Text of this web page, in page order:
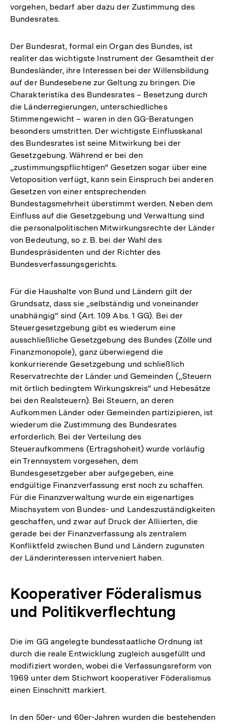
vorgehen, bedarf aber dazu der Zustimmung des
Bundesrates.
Der Bundesrat, formal ein Organ des Bundes, ist
realiter das wichtigste Instrument der Gesamtheit der
Bundesländer, ihre Interessen bei der Willensbildung
auf der Bundesebene zur Geltung zu bringen. Die
Charakteristika des Bundesrates – Besetzung durch
die Länderregierungen, unterschiedliches
Stimmengewicht – waren in den GG-Beratungen
besonders umstritten. Der wichtigste Einflusskanal
des Bundesrates ist seine Mitwirkung bei der
Gesetzgebung. Während er bei den
„zustimmungspflichtigen“ Gesetzen sogar über eine
Vetoposition verfügt, kann sein Einspruch bei anderen
Gesetzen von einer entsprechenden
Bundestagsmehrheit überstimmt werden. Neben dem
Einfluss auf die Gesetzgebung und Verwaltung sind
die personalpolitischen Mitwirkungsrechte der Länder
von Bedeutung, so z. B. bei der Wahl des
Bundespräsidenten und der Richter des
Bundesverfassungsgerichts.
Für die Haushalte von Bund und Ländern gilt der
Grundsatz, dass sie „selbständig und voneinander
unabhängig“ sind (Art. 109 Abs. 1 GG). Bei der
Steuergesetzgebung gibt es wiederum eine
ausschließliche Gesetzgebung des Bundes (Zölle und
Finanzmonopole), ganz überwiegend die
konkurrierende Gesetzgebung und schließlich
Reservatrechte der Länder und Gemeinden („Steuern
mit örtlich bedingtem Wirkungskreis“ und Hebesätze
bei den Realsteuern). Bei Steuern, an deren
Aufkommen Länder oder Gemeinden partizipieren, ist
wiederum die Zustimmung des Bundesrates
erforderlich. Bei der Verteilung des
Steueraufkommens (Ertragshoheit) wurde vorläufig
ein Trennsystem vorgesehen, dem
Bundesgesetzgeber aber aufgegeben, eine
endgültige Finanzverfassung erst noch zu schaffen.
Für die Finanzverwaltung wurde ein eigenartiges
Mischsystem von Bundes- und Landeszuständigkeiten
geschaffen, und zwar auf Druck der Alliierten, die
gerade bei der Finanzverfassung als zentralem
Konfliktfeld zwischen Bund und Ländern zugunsten
der Länderinteressen interveniert haben.
Kooperativer Föderalismus
und Politikverflechtung
Die im GG angelegte bundesstaatliche Ordnung ist
durch die reale Entwicklung zugleich ausgefüllt und
modifiziert worden, wobei die Verfassungsreform von
1969 unter dem Stichwort kooperativer Föderalismus
einen Einschnitt markiert.
In den 50er- und 60er-Jahren wurden die bestehenden